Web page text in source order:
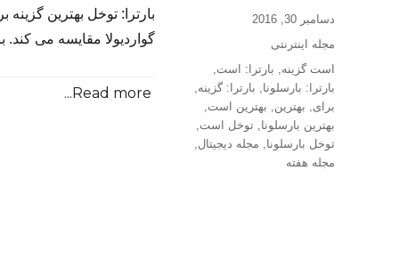
بارترا: توخل بهترین
گواردیولا مقایسه می کند.
Read more...
Posted
دسامبر 30, 2016
Categories
مجله اینترنتی
Tags
است گزینه, بارترا: است,
بارترا: بارسلونا, بارترا: گزینه,
برای, بهترین, بهترین است,
بهترین بارسلونا, توخل است,
توخل بارسلونا, مجله دیجیتال,
مجله هفته